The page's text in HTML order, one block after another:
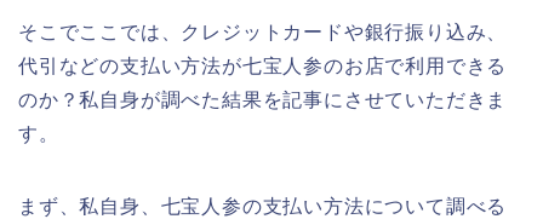
そこでここでは、クレジットカードや銀行振り込み、
代引などの支払い方法が七宝人参のお店で利用できる
のか？私自身が調べた結果を記事にさせていただきま
す。
まず、私自身、七宝人参の支払い方法について調べる